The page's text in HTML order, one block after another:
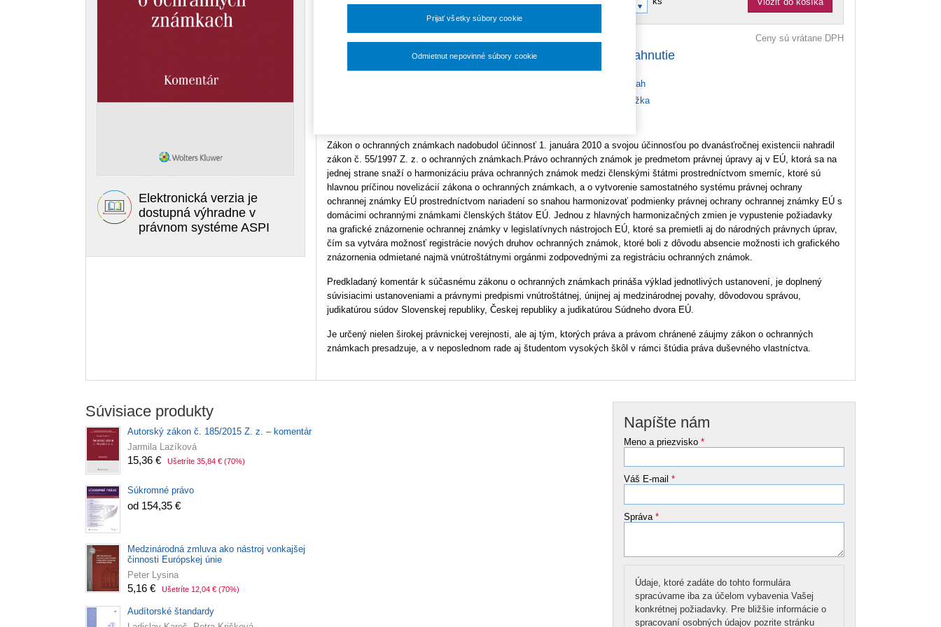
Elektronická verzia je
dostupná výhradne v
právnom systéme ASPI
Ceny sú vrátane DPH
Na stiahnutie
Obsah
Ukážka
440
Typ produktu Tlačená kniha
Zákon o ochranných známkach nadobudol účinnosť 1. januára 2010 a svojou účinnosťou po dvanásťročnej existencii nahradil
zákon č. 55/1997 Z. z. o ochranných známkach.Právo ochranných známok je predmetom právnej úpravy aj v EÚ, ktorá sa na
jednej strane snaží o harmonizáciu práva ochranných známok medzi členskými štátmi prostredníctvom smerníc, ktoré sú
hlavnou príčinou novelizácií zákona o ochranných známkach, a o vytvorenie samostatného systému právnej ochrany
ochrannej známky EÚ prostredníctvom nariadení so snahou harmonizovať podmienky právnej ochrany ochrannej známky EÚ s
domácimi ochrannými známkami členských štátov EÚ. Jednou z hlavných harmonizačných zmien je vypustenie požiadavky
na grafické znázornenie ochrannej známky v legislatívnych nástrojoch EÚ, ktoré sa premietli aj do národných právnych úprav,
čím sa vytvára možnosť registrácie nových druhov ochranných známok, ktoré boli z dôvodu absencie možnosti ich grafického
znázornenia odmietané najmä vnútroštátnymi orgánmi zodpovednými za registráciu ochranných známok.
Predkladaný komentár k súčasnému zákonu o ochranných známkach prináša výklad jednotlivých ustanovení, je doplnený
súvisiacimi ustanoveniami a právnymi predpismi vnútroštátnej, únijnej aj medzinárodnej povahy, dôvodovou správou,
judikatúrou súdov Slovenskej republiky, Českej republiky a judikatúrou Súdneho dvora EÚ.
Je určený nielen širokej právnickej verejnosti, ale aj tým, ktorých práva a právom chránené záujmy zákon o ochranných
známkach presadzuje, a v neposlednom rade aj študentom vysokých škôl v rámci štúdia práva duševného vlastníctva.
Súvisiace produkty
Autorský zákon č. 185/2015 Z. z. – komentár
Jarmila Lazíková
15,36 € Ušetríte 35,84 € (70%)
Súkromné právo
od 154,35 €
Medzinárodná zmluva ako nástroj vonkajšej
činnosti Európskej únie
Peter Lysina
5,16 € Ušetríte 12,04 € (70%)
Audítorské štandardy
Napíšte nám
Meno a priezvisko*
Váš E-mail*
Správa*
Údaje, ktoré zadáte do tohto formulára
spracúvame iba za účelom vybavenia Vašej
konkrétnej požiadavky. Pre bližšie informácie o
spracovaní osobných údajov pozrite stránku
Odmietnut nepovinné súbory cookie
Prijať všetky súbory cookie